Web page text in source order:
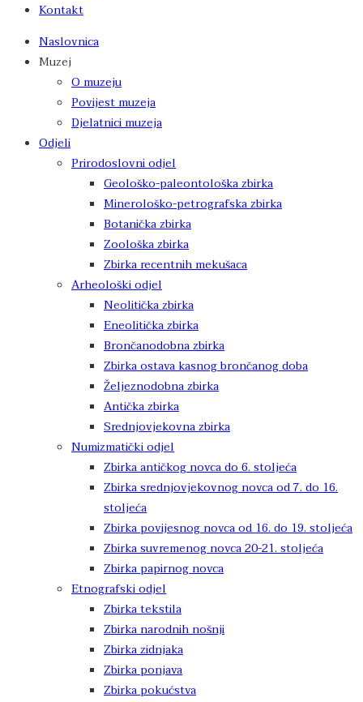
Kontakt
Naslovnica
Muzej
O muzeju
Povijest muzeja
Djelatnici muzeja
Odjeli
Prirodoslovni odjel
Geološko-paleontološka zbirka
Minerološko-petrografska zbirka
Botanička zbirka
Zoološka zbirka
Zbirka recentnih mekušaca
Arheološki odjel
Neolitička zbirka
Eneolitička zbirka
Brončanodobna zbirka
Zbirka ostava kasnog brončanog doba
Željeznodobna zbirka
Antička zbirka
Srednjovjekovna zbirka
Numizmatički odjel
Zbirka antičkog novca do 6. stoljeća
Zbirka srednjovjekovnog novca od 7. do 16.
stoljeća
Zbirka povijesnog novca od 16. do 19. stoljeća
Zbirka suvremenog novca 20-21. stoljeća
Zbirka papirnog novca
Etnografski odjel
Zbirka tekstila
Zbirka narodnih nošnji
Zbirka zidnjaka
Zbirka ponjava
Zbirka pokućstva